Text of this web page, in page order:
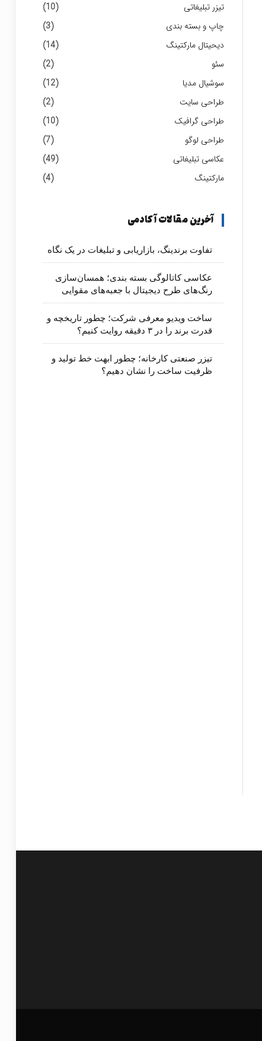
تیزر تبلیغاتی
(10)
چاپ و بسته بندی
(3)
دیحیتال مارکتینگ
(14)
سئو
(2)
سوشیال مدیا
(12)
طراحی سایت
(2)
طراحی گرافیک
(10)
طراحی لوگو
(7)
عکاسی تبلیغاتی
(49)
مارکتینگ
(4)
آخرین مقالات آکادمی
تفاوت برندینگ، بازاریابی و تبلیغات در یک نگاه
عکاسی کاتالوگی بسته بندی؛ همسان‌سازی
رنگ‌های طرح دیجیتال با جعبه‌های مقوایی
ساخت ویدیو معرفی شرکت؛ چطور تاریخچه و
قدرت برند را در ۳ دقیقه روایت کنیم؟
تیزر صنعتی کارخانه؛ چطور ابهت خط تولید و
ظرفیت ساخت را نشان دهیم؟